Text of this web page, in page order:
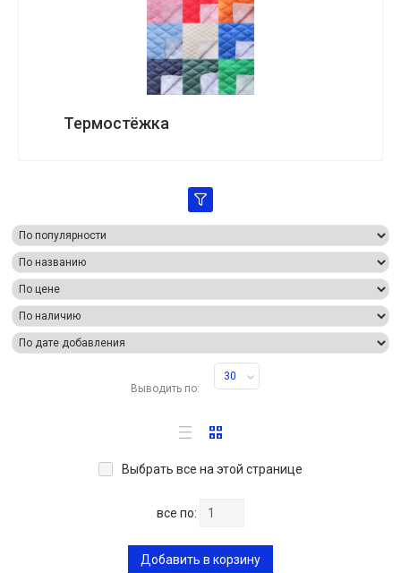
Термостёжка
Выводить по:
30
Выбрать все на этой странице
все по:
Добавить в корзину